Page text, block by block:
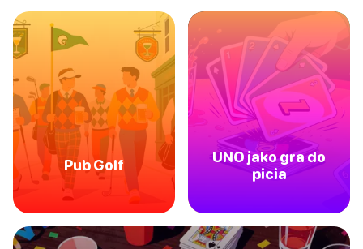
Pub Golf
UNO jako gra do
picia